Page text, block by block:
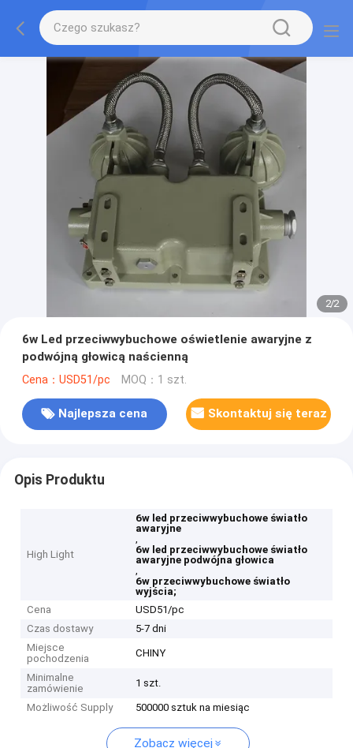
2/2
6w Led przeciwwybuchowe oświetlenie awaryjne z
podwójną głowicą naścienną
Cena：USD51/pc MOQ：1 szt.
Najlepsza cena Skontaktuj się teraz
Opis Produktu
High Light
6w led przeciwwybuchowe światło
awaryjne
,
6w led przeciwwybuchowe światło
awaryjne podwójna głowica
,
6w przeciwwybuchowe światło
wyjścia;
Cena
USD51/pc
Czas dostawy
5-7 dni
Miejsce
pochodzenia
CHINY
Minimalne
zamówienie
1 szt.
Możliwość Supply 500000 sztuk na miesiąc
Zobacz więcej